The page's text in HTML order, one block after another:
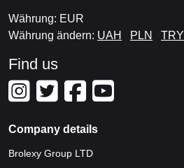
Währung: EUR
Währung ändern: UAH PLN TRY
Find us
Company details
Brolexy Group LTD